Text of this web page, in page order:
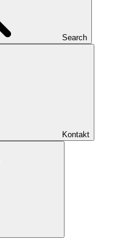
Search
Kontakt